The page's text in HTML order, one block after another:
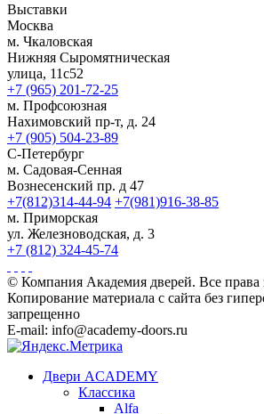
Выставки
Москва
м. Чкаловская
Нижняя Сыромятническая
улица, 11с52
+7 (965) 201-72-25
м. Профсоюзная
Нахимовский пр-т, д. 24
+7 (905) 504-23-89
С-Петербург
м. Садовая-Сенная
Вознесенский пр. д 47
+7(812)314-44-94 +7(981)916-38-85
м. Приморская
ул. Железноводская, д. 3
+7 (812) 324-45-74
© Компания Академия дверей. Все
Копирование материала с сайта без
запрещенно
E-mail: info@academy-doors.ru
Двери ACADEMY
Классика
Alfa